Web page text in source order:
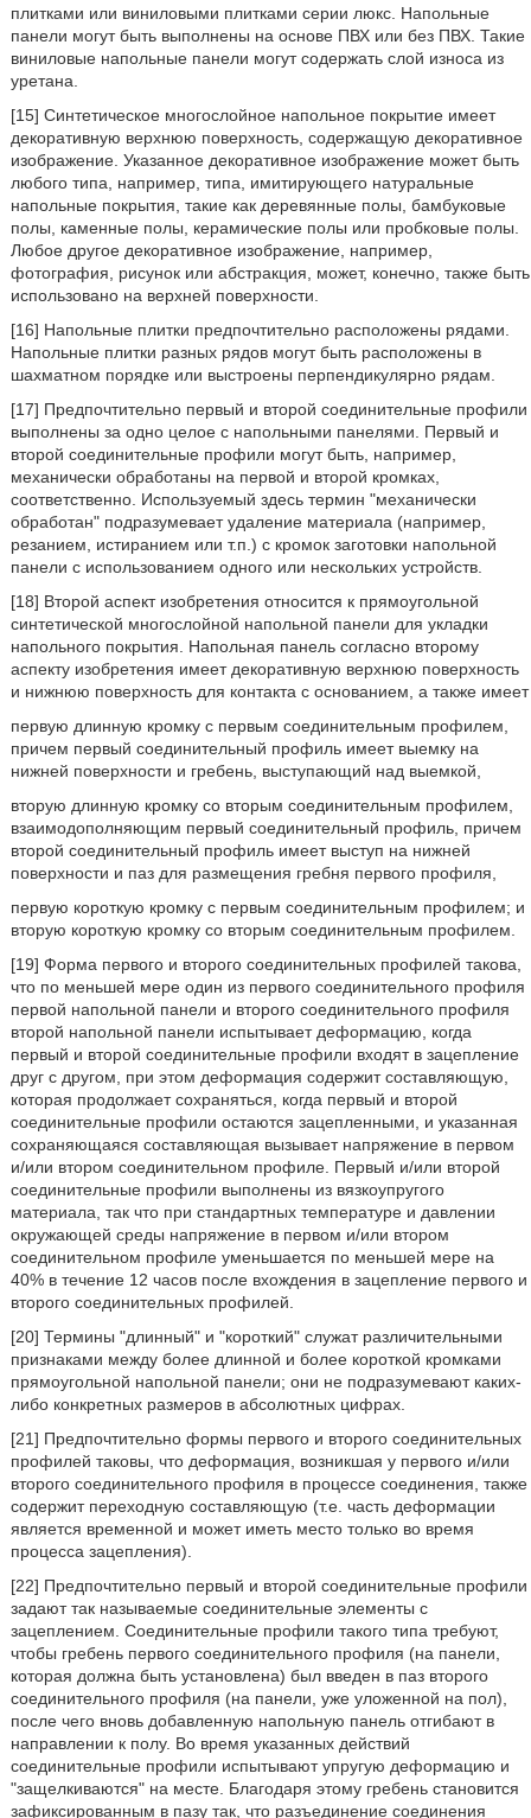
плитками или виниловыми плитками серии люкс. Напольные
панели могут быть выполнены на основе ПВХ или без ПВХ. Такие
виниловые напольные панели могут содержать слой износа из
уретана.
[15] Синтетическое многослойное напольное покрытие имеет
декоративную верхнюю поверхность, содержащую декоративное
изображение. Указанное декоративное изображение может быть
любого типа, например, типа, имитирующего натуральные
напольные покрытия, такие как деревянные полы, бамбуковые
полы, каменные полы, керамические полы или пробковые полы.
Любое другое декоративное изображение, например,
фотография, рисунок или абстракция, может, конечно, также быть
использовано на верхней поверхности.
[16] Напольные плитки предпочтительно расположены рядами.
Напольные плитки разных рядов могут быть расположены в
шахматном порядке или выстроены перпендикулярно рядам.
[17] Предпочтительно первый и второй соединительные профили
выполнены за одно целое с напольными панелями. Первый и
второй соединительные профили могут быть, например,
механически обработаны на первой и второй кромках,
соответственно. Используемый здесь термин "механически
обработан" подразумевает удаление материала (например,
резанием, истиранием или т.п.) с кромок заготовки напольной
панели с использованием одного или нескольких устройств.
[18] Второй аспект изобретения относится к прямоугольной
синтетической многослойной напольной панели для укладки
напольного покрытия. Напольная панель согласно второму
аспекту изобретения имеет декоративную верхнюю поверхность
и нижнюю поверхность для контакта с основанием, а также имеет
первую длинную кромку с первым соединительным профилем,
причем первый соединительный профиль имеет выемку на
нижней поверхности и гребень, выступающий над выемкой,
вторую длинную кромку со вторым соединительным профилем,
взаимодополняющим первый соединительный профиль, причем
второй соединительный профиль имеет выступ на нижней
поверхности и паз для размещения гребня первого профиля,
первую короткую кромку с первым соединительным профилем; и
вторую короткую кромку со вторым соединительным профилем.
[19] Форма первого и второго соединительных профилей такова,
что по меньшей мере один из первого соединительного профиля
первой напольной панели и второго соединительного профиля
второй напольной панели испытывает деформацию, когда
первый и второй соединительные профили входят в зацепление
друг с другом, при этом деформация содержит составляющую,
которая продолжает сохраняться, когда первый и второй
соединительные профили остаются зацепленными, и указанная
сохраняющаяся составляющая вызывает напряжение в первом
и/или втором соединительном профиле. Первый и/или второй
соединительные профили выполнены из вязкоупругого
материала, так что при стандартных температуре и давлении
окружающей среды напряжение в первом и/или втором
соединительном профиле уменьшается по меньшей мере на
40% в течение 12 часов после вхождения в зацепление первого и
второго соединительных профилей.
[20] Термины "длинный" и "короткий" служат различительными
признаками между более длинной и более короткой кромками
прямоугольной напольной панели; они не подразумевают каких-
либо конкретных размеров в абсолютных цифрах.
[21] Предпочтительно формы первого и второго соединительных
профилей таковы, что деформация, возникшая у первого и/или
второго соединительного профиля в процессе соединения, также
содержит переходную составляющую (т.е. часть деформации
является временной и может иметь место только во время
процесса зацепления).
[22] Предпочтительно первый и второй соединительные профили
задают так называемые соединительные элементы с
зацеплением. Соединительные профили такого типа требуют,
чтобы гребень первого соединительного профиля (на панели,
которая должна быть установлена) был введен в паз второго
соединительного профиля (на панели, уже уложенной на пол),
после чего вновь добавленную напольную панель отгибают в
направлении к полу. Во время указанных действий
соединительные профили испытывают упругую деформацию и
"защелкиваются" на месте. Благодаря этому гребень становится
зафиксированным в пазу так, что разъединение соединения